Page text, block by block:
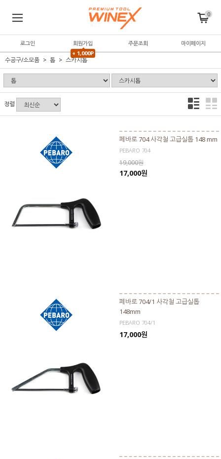
0
로그인
회원가입
+ 1,000P
주문조회 마이페이지
수공구/소모품 톱 스카시톱
정렬
페바로 704 사각철 고급실톱 148 mm
PEBARO 704
19,000원
17,000원
페바로 704/1 사각철 고급실톱
148mm
PEBARO 704/1
17,000원